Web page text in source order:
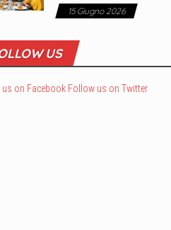
15 Giugno 2026
US
on Facebook Follow us on Twitter